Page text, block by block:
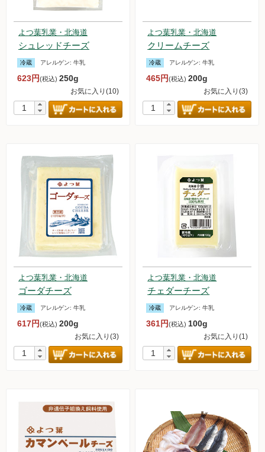
よつ葉乳業・北海道
シュレッドチーズ
冷蔵 アレルゲン: 牛乳
623円(税込) 250g
お気に入り(10)
よつ葉乳業・北海道
クリームチーズ
冷蔵 アレルゲン:牛乳
465円(税込)200g
お気に入り(3)
よつ葉乳業・北海道
ゴーダチーズ
冷蔵 アレルゲン: 牛乳
617円(税込) 200g
お気に入り(3)
よつ葉乳業・北海道
チェダーチーズ
冷蔵 アレルゲン:牛乳
361円(税込) 100g
お気に入り(1)